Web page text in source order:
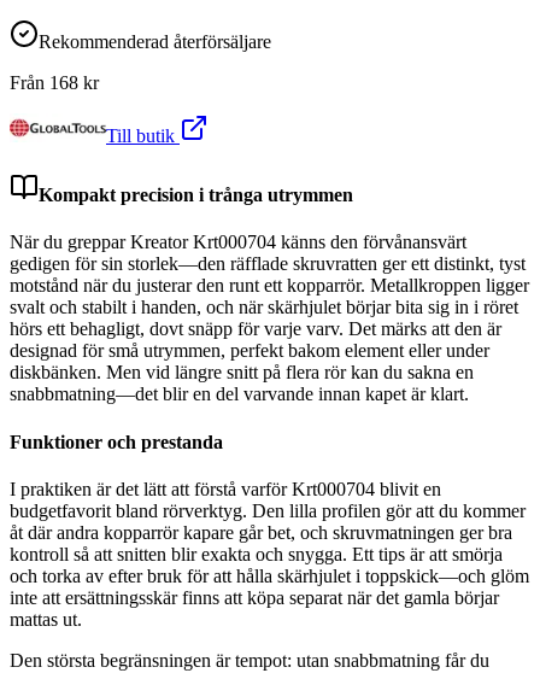
Rekommenderad återförsäljare
Från 168 kr
Till butik
Kompakt precision i trånga utrymmen
När du greppar Kreator Krt000704 känns den förvånansvärt
gedigen för sin storlek—den räfflade skruvratten ger ett distinkt, tyst
motstånd när du justerar den runt ett kopparrör. Metallkroppen ligger
svalt och stabilt i handen, och när skärhjulet börjar bita sig in i röret
hörs ett behagligt, dovt snäpp för varje varv. Det märks att den är
designad för små utrymmen, perfekt bakom element eller under
diskbänken. Men vid längre snitt på flera rör kan du sakna en
snabbmatning—det blir en del varvande innan kapet är klart.
Funktioner och prestanda
I praktiken är det lätt att förstå varför Krt000704 blivit en
budgetfavorit bland rörverktyg. Den lilla profilen gör att du kommer
åt där andra kopparrör kapare går bet, och skruvmatningen ger bra
kontroll så att snitten blir exakta och snygga. Ett tips är att smörja
och torka av efter bruk för att hålla skärhjulet i toppskick—och glöm
inte att ersättningsskär finns att köpa separat när det gamla börjar
mattas ut.
Den största begränsningen är tempot: utan snabbmatning får du